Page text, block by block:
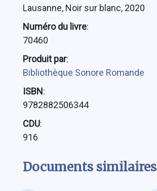
Lausanne, Noir sur blanc, 2020
Numéro du livre:
70460
Produit par:
Bibliothèque Sonore Romande
ISBN:
9782882506344
CDU:
916
Documents similaires